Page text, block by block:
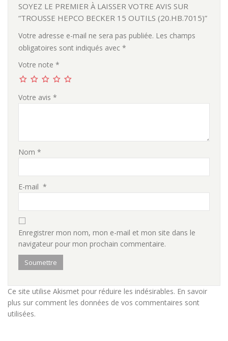
SOYEZ LE PREMIER À LAISSER VOTRE AVIS SUR
“TROUSSE HEPCO BECKER 15 OUTILS (20.HB.7015)”
Votre adresse e-mail ne sera pas publiée. Les champs
obligatoires sont indiqués avec *
Votre note *
Votre avis *
Nom *
E-mail *
Enregistrer mon nom, mon e-mail et mon site dans le
navigateur pour mon prochain commentaire.
Ce site utilise Akismet pour réduire les indésirables. En savoir
plus sur comment les données de vos commentaires sont
utilisées.